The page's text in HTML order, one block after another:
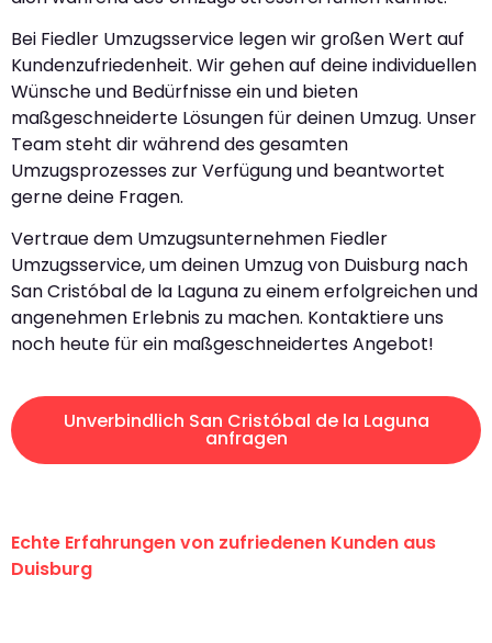
Bei Fiedler Umzugsservice legen wir großen Wert auf
Kundenzufriedenheit. Wir gehen auf deine individuellen
Wünsche und Bedürfnisse ein und bieten
maßgeschneiderte Lösungen für deinen Umzug. Unser
Team steht dir während des gesamten
Umzugsprozesses zur Verfügung und beantwortet
gerne deine Fragen.
Vertraue dem Umzugsunternehmen Fiedler
Umzugsservice, um deinen Umzug von Duisburg nach
San Cristóbal de la Laguna zu einem erfolgreichen und
angenehmen Erlebnis zu machen. Kontaktiere uns
noch heute für ein maßgeschneidertes Angebot!
Unverbindlich San Cristóbal de la Laguna
anfragen
Echte Erfahrungen von zufriedenen Kunden aus
Duisburg